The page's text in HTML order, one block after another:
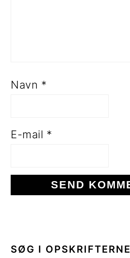
Navn *
E-mail *
SIDEBAR
SØG I OPSKRIFTERNE